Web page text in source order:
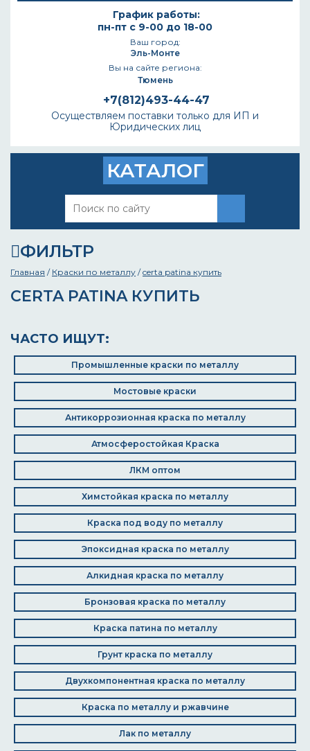
График работы:
пн-пт с 9-00 до 18-00
Ваш город:
Эль-Монте
Вы на сайте региона:
Тюмень
+7(812)493-44-47
Осуществляем поставки только для ИП и
Юридических лиц
КАТАЛОГ
ФИЛЬТР
Главная / Краски по металлу /certa patina купить
CERTA PATINA КУПИТЬ
ЧАСТО ИЩУТ:
Промышленные краски по металлу
Мостовые краски
Антикоррозионная краска по металлу
Атмосферостойкая Краска
ЛКМ оптом
Химстойкая краска по металлу
Краска под воду по металлу
Эпоксидная краска по металлу
Алкидная краска по металлу
Бронзовая краска по металлу
Краска патина по металлу
Грунт краска по металлу
Двухкомпонентная краска по металлу
Краска по металлу и ржавчине
Лак по металлу